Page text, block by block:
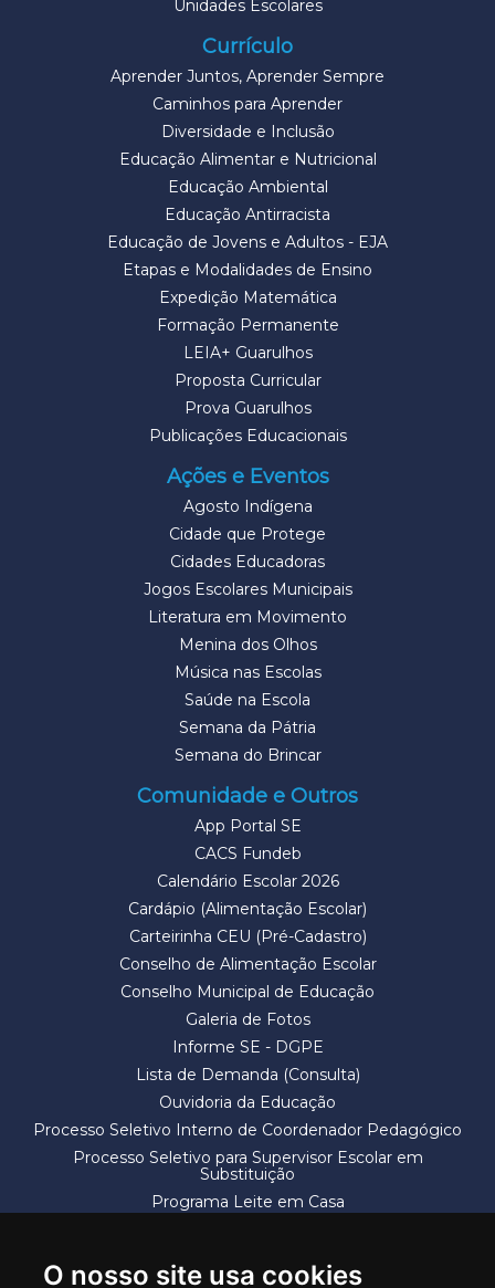
O nosso site usa cookies
Unidades Escolares
Currículo
Aprender Juntos, Aprender Sempre
Caminhos para Aprender
Diversidade e Inclusão
Educação Alimentar e Nutricional
Educação Ambiental
Educação Antirracista
Educação de Jovens e Adultos - EJA
Etapas e Modalidades de Ensino
Expedição Matemática
Formação Permanente
LEIA+ Guarulhos
Proposta Curricular
Prova Guarulhos
Publicações Educacionais
Ações e Eventos
Agosto Indígena
Cidade que Protege
Cidades Educadoras
Jogos Escolares Municipais
Literatura em Movimento
Menina dos Olhos
Música nas Escolas
Saúde na Escola
Semana da Pátria
Semana do Brincar
Comunidade e Outros
App Portal SE
CACS Fundeb
Calendário Escolar 2026
Cardápio (Alimentação Escolar)
Carteirinha CEU (Pré-Cadastro)
Conselho de Alimentação Escolar
Conselho Municipal de Educação
Galeria de Fotos
Informe SE - DGPE
Lista de Demanda (Consulta)
Ouvidoria da Educação
Processo Seletivo Interno de Coordenador Pedagógico
Processo Seletivo para Supervisor Escolar em
Substituição
Programa Leite em Casa